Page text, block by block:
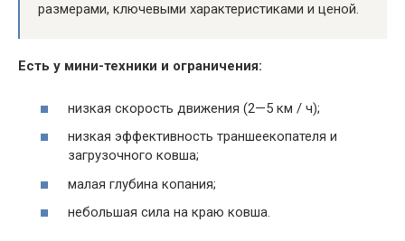
размерами, ключевыми характеристиками и ценой.
Есть у мини-техники и ограничения:
низкая скорость движения (2—5 км / ч);
низкая эффективность траншеекопателя и
загрузочного ковша;
малая глубина копания;
небольшая сила на краю ковша.